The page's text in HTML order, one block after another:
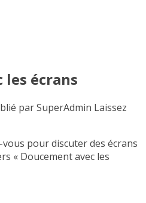
les écrans
parSuperAdmin Laissez
vous pour discuter des écrans
« Doucement avec les